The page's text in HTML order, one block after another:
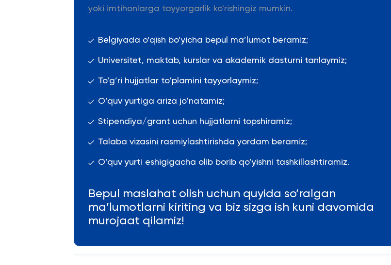
yoki imtihonlarga tayyorgarlik ko'rishingiz mumkin.
Belgiyada o’qish bo’yicha bepul ma’lumot beramiz;
Universitet, maktab, kurslar va akademik dasturni tanlaymiz;
To’g’ri hujjatlar to’plamini tayyorlaymiz;
O’quv yurtiga ariza jo’natamiz;
Stipendiya/grant uchun hujjatlarni topshiramiz;
Talaba vizasini rasmiylashtirishda yordam beramiz;
O’quv yurti eshigigacha olib borib qo’yishni tashkillashtiramiz.
Bepul maslahat olish uchun quyida so’ralgan
ma’lumotlarni kiriting va biz sizga ish kuni davomida
murojaat qilamiz!